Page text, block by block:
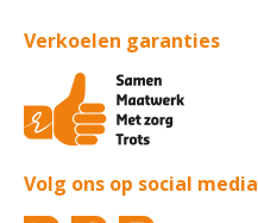
Verkoelen garanties
Volg ons op social media